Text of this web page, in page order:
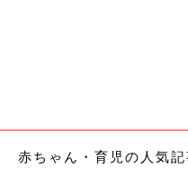
赤ちゃん・育児の人気